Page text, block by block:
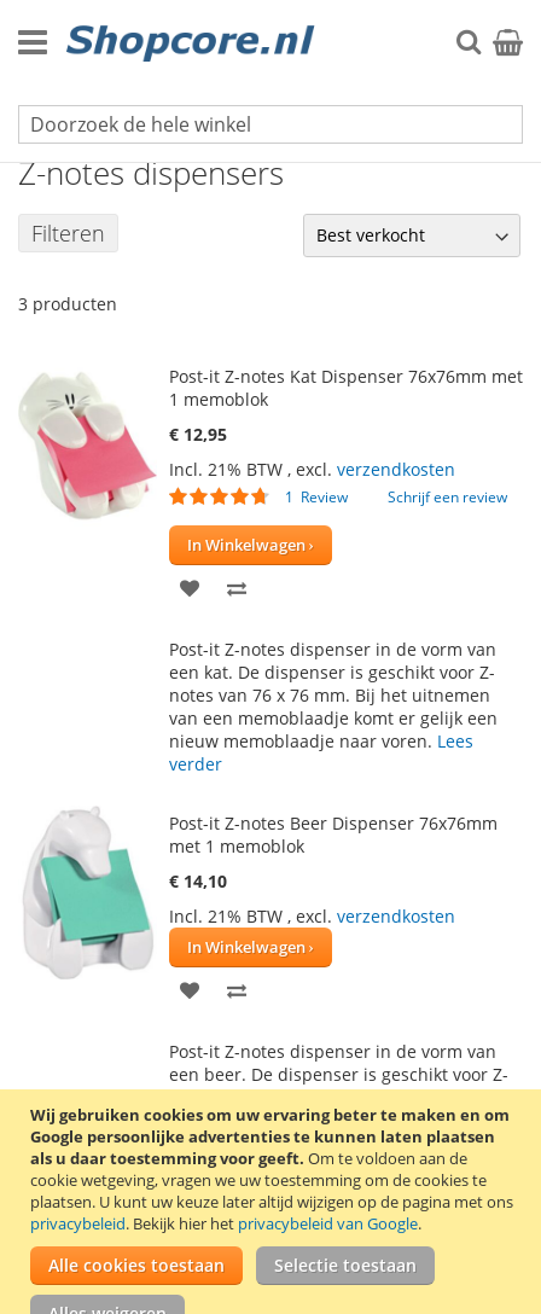
Wij gebruiken cookies om uw ervaring beter te maken en om
Google persoonlijke advertenties te kunnen laten plaatsen
als u daar toestemming voor geeft. Om te voldoen aan de
cookie wetgeving, vragen we uw toestemming om de cookies te
plaatsen. U kunt uw keuze later altijd wijzigen op de pagina met ons
privacybeleid. Bekijk hier het privacybeleid van Google.
Alle cookies toestaan Selectie toestaan
naar
de
Zoek
Memoblaadjes
Z-notes dispensers
Filteren
3 producten
Post-it Z-notes Kat Dispenser 76x76mm met
1 memoblok
€ 12,95
Incl. 21% BTW , excl. verzendkosten
Waardering:
1 Review Schrijf een review
In Winkelwagen
VOEG
AAN
VERLANGLIJST
TE
VERGELIJKEN
Post-it Z-notes dispenser in de vorm van
een kat. De dispenser is geschikt voor Z-
notes van 76 x 76 mm. Bij het uitnemen
van een memoblaadje komt er gelijk een
nieuw memoblaadje naar voren. Lees
verder
Post-it Z-notes Beer Dispenser 76x76mm
met 1 memoblok
€ 14,10
Incl. 21% BTW , excl. verzendkosten
In Winkelwagen
VOEG
AAN
VERLANGLIJST
TE
VERGELIJKEN
Post-it Z-notes dispenser in de vorm van
een beer. De dispenser is geschikt voor Z-
notes van 76 x 76 mm. Bij het uitnemen
van een memoblaadje komt er gelijk een
nieuw memoblaadje naar voren.Lees
verder
Post-it Z-notes Dispenser Pro 76x76mm met
1 memoblok
€ 11,50